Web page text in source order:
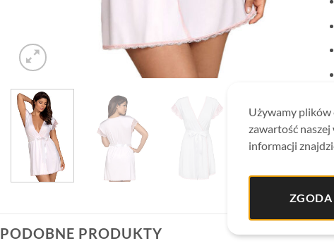
PODOBNE PRODUKTY
Używamy plików
zawartość
informacji
ZGODA